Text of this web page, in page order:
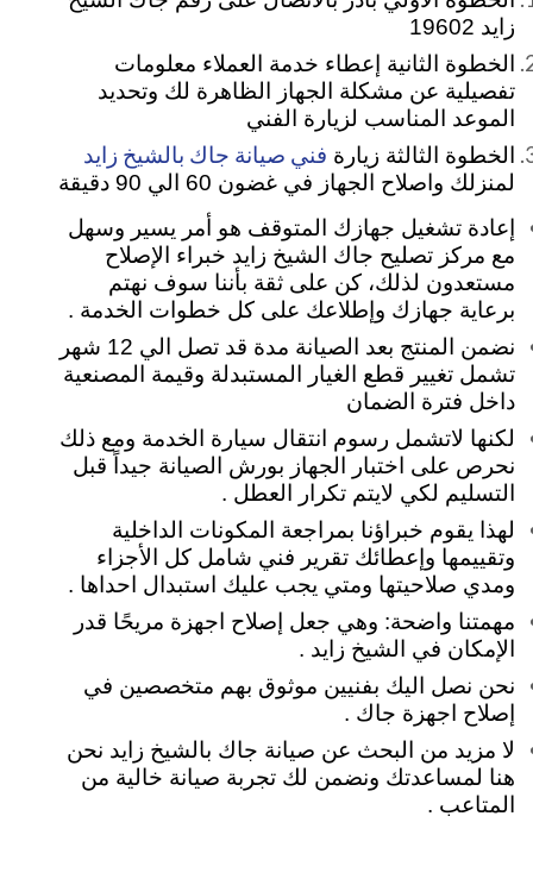
زايد 19602
الخطوة الثانية إعطاء خدمة العملاء معلومات
تفصيلية عن مشكلة الجهاز الظاهرة لك وتحديد
الموعد المناسب لزيارة الفني
الخطوة الثالثة زيارة فني صيانة جاك بالشيخ زايد
لمنزلك واصلاح الجهاز في غضون 60 الي 90 دقيقة
إعادة تشغيل جهازك المتوقف هو أمر يسير وسهل
مع مركز تصليح جاك الشيخ زايد خبراء الإصلاح
مستعدون لذلك، كن على ثقة بأننا سوف نهتم
برعاية جهازك وإطلاعك على كل خطوات الخدمة .
نضمن المنتج بعد الصيانة مدة قد تصل الي 12 شهر
تشمل تغيير قطع الغيار المستبدلة وقيمة المصنعية
داخل فترة الضمان
لكنها لاتشمل رسوم انتقال سيارة الخدمة ومع ذلك
نحرص على اختبار الجهاز بورش الصيانة جيداً قبل
التسليم لكي لايتم تكرار العطل .
لهذا يقوم خبراؤنا بمراجعة المكونات الداخلية
وتقييمها وإعطائك تقرير فني شامل كل الأجزاء
ومدي صلاحيتها ومتي يجب عليك استبدال احداها .
مهمتنا واضحة: وهي جعل إصلاح اجهزة مريحًا قدر
الإمكان في الشيخ زايد .
نحن نصل اليك بفنيين موثوق بهم متخصصين في
إصلاح اجهزة جاك .
لا مزيد من البحث عن صيانة جاك بالشيخ زايد نحن
هنا لمساعدتك ونضمن لك تجربة صيانة خالية من
المتاعب .